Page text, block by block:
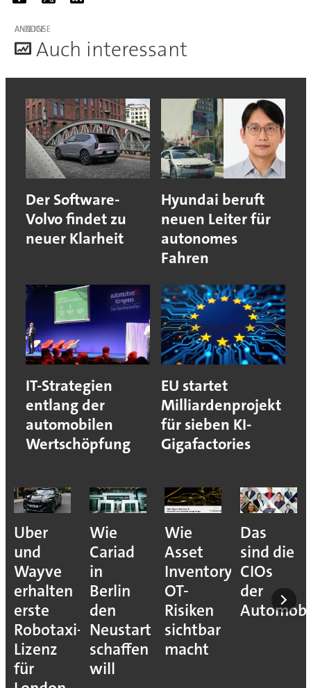
ANZEIGE
Auch interessant
Der Software-
Volvo findet zu
neuer Klarheit
Hyundai beruft
neuen Leiter für
autonomes
Fahren
IT-Strategien
entlang der
automobilen
Wertschöpfung
EU startet
Milliardenprojekt
für sieben KI-
Gigafactories
Uber
und
Wayve
erhalten
erste
Robotaxi-
Lizenz
für
Wie
Cariad
in
Berlin
den
Neustart
schaffen
will
Wie
Asset
Inventory
OT-
Risiken
sichtbar
macht
Das
sind die
CIOs
der